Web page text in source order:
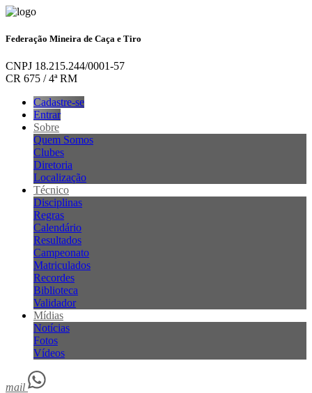
Federação Mineira de Caça e Tiro
CNPJ 18.215.244/0001-57
CR 675 / 4ª RM
Cadastre-se
Entrar
Sobre
Quem Somos
Clubes
Diretoria
Localização
Técnico
Disciplinas
Regras
Calendário
Resultados
Campeonato
Matriculados
Recordes
Biblioteca
Validador
Mídias
Notícias
Fotos
Vídeos
mail